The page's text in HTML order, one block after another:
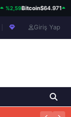
%2,59Bitcoin$64.971
Giriş Yap